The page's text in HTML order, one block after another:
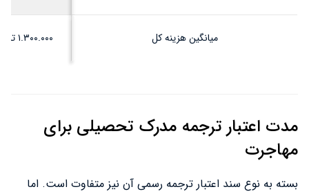
میانگین هزینه کل
مدت اعتبار ترجمه مدرک تحصیلی برای
مهاجرت
بسته به نوع سند اعتبار ترجمه رسمی آن نیز متفاوت است. اما